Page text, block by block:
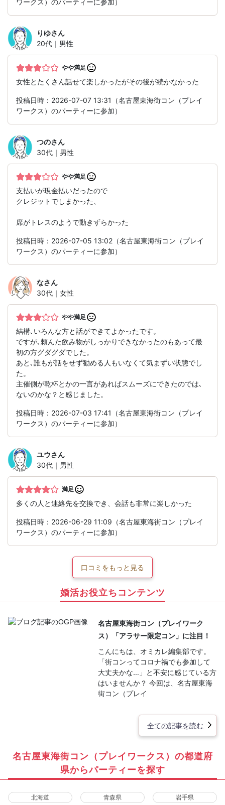
ワークス）のパーティーに参加）
りゆさん
20代｜男性
やや満足
女性とたくさん話せて楽しかったがその後が続かなかった
投稿日時：2026-07-07 13:31（名古屋東海街コン（プレイ
ワークス）のパーティーに参加）
つのさん
30代｜男性
やや満足
支払いが現金払いだったので
クレジットでしまかった、
席がトレスのようで動きずらかった
投稿日時：2026-07-05 13:02（名古屋東海街コン（プレイ
ワークス）のパーティーに参加）
なさん
30代｜女性
やや満足
結構､いろんな方と話ができてよかったです。
ですが､頼んた飲み物がしっかりできなかったのもあって最
初の方グダグダでした。
あと､誰もが話をせず勧める人もいなくて気まずい状態でし
た。
主催側が乾杯とかの一言があればスムーズにできたのでは､
ないのかな？と感じました。
投稿日時：2026-07-03 17:41（名古屋東海街コン（プレイ
ワークス）のパーティーに参加）
ユウさん
30代｜男性
満足
多くの人と連絡先を交換でき、会話も非常に楽しかった
投稿日時：2026-06-29 11:09（名古屋東海街コン（プレイ
ワークス）のパーティーに参加）
口コミをもっと見る
婚活お役立ちコンテンツ
名古屋東海街コン（プレイワーク
ス）「アラサー限定コン」に注目！
こんにちは、オミカレ編集部です。
「街コンってコロナ禍でも参加して
大丈夫かな…」と不安に感じている方
はいませんか？ 今回は、名古屋東海
街コン（プレイ
全ての記事を読む
名古屋東海街コン（プレイワークス）の都道府
県からパーティーを探す
北海道 青森県 岩手県